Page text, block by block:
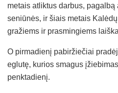
metais atliktus darbus,
seniūnės, ir šiais metais
gražiems ir prasmingiems
O pirmadienį pabiržiečiai
eglutę, kurios smagus
penktadienį.